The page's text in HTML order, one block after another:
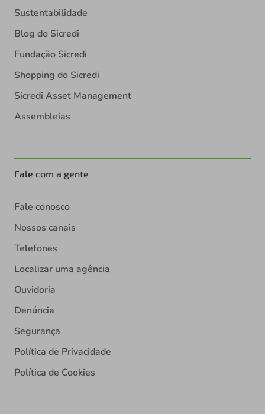
Sustentabilidade
Blog do Sicredi
Fundação Sicredi
Shopping do Sicredi
Sicredi Asset Management
Assembleias
Fale com a gente
Fale conosco
Nossos canais
Telefones
Localizar uma agência
Ouvidoria
Denúncia
Segurança
Política de Privacidade
Política de Cookies